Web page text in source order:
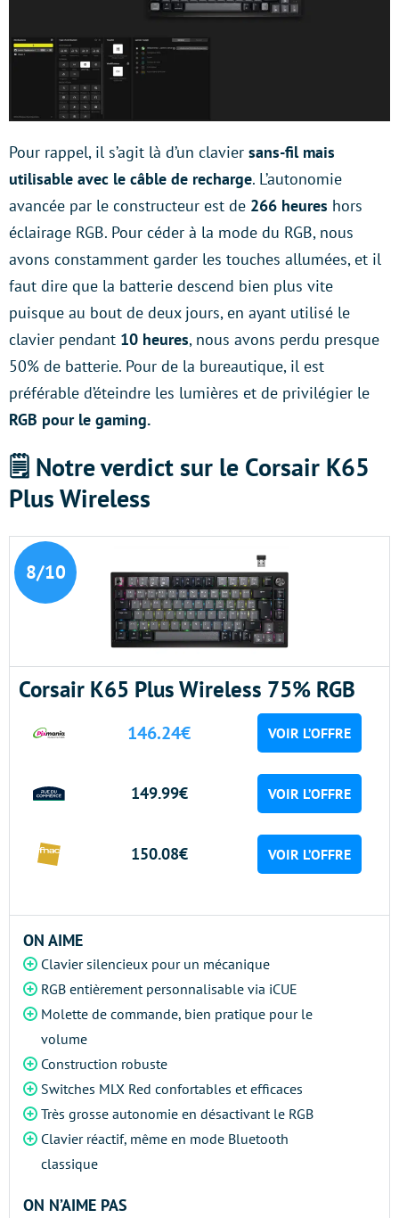
Pour rappel, il s’agit là d’un clavier sans-fil mais
utilisable avec le câble de recharge. L’autonomie
avancée par le constructeur est de 266 heures hors
éclairage RGB. Pour céder à la mode du RGB, nous
avons constamment garder les touches allumées, et il
faut dire que la batterie descend bien plus vite
puisque au bout de deux jours, en ayant utilisé le
clavier pendant 10 heures, nous avons perdu presque
50% de batterie. Pour de la bureautique, il est
préférable d’éteindre les lumières et de privilégier le
RGB pour le gaming.
🗒️ Notre verdict sur le Corsair K65
Plus Wireless
8/10
Corsair K65 Plus Wireless 75% RGB
146.24€ VOIR L’OFFRE
149.99€ VOIR L’OFFRE
150.08€ VOIR L’OFFRE
ON AIME
Clavier silencieux pour un mécanique
RGB entièrement personnalisable via iCUE
Molette de commande, bien pratique pour le
volume
Construction robuste
Switches MLX Red confortables et efficaces
Très grosse autonomie en désactivant le RGB
Clavier réactif, même en mode Bluetooth
classique
ON N’AIME PAS